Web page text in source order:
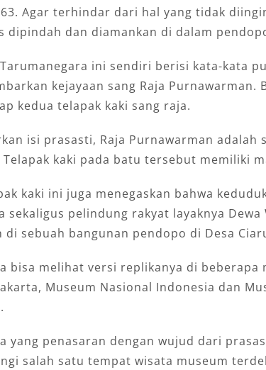
Agar terhindar dari hal yang tidak
dipindah dan diamankan di dalam
ini sendiri berisi kata-kata
kejayaan sang Raja Purnawarman.
kedua telapak kaki sang raja.
isi prasasti, Raja Purnawarman adalah
kaki pada batu tersebut memiliki
kaki ini juga menegaskan bahwa
sekaligus pelindung rakyat layaknya
di sebuah bangunan pendopo di Desa
bisa melihat versi replikanya di beberapa
Museum Nasional Indonesia dan
yang penasaran dengan wujud dari
salah satu tempat wisata museum